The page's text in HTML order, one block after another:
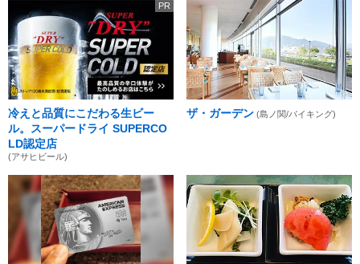
PR
冷えと品質にこだわる生ビー
ル。スーパードライ SUPERCO
LD認定店
(アサヒビール)
ザ・ガーデン (島ノ関/バイキング)